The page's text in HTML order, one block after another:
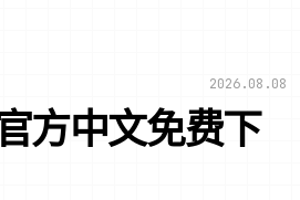
2026.08.08
方中文免费下